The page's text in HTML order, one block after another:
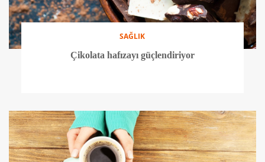
SAĞLIK
Çikolata hafızayı güçlendiriyor